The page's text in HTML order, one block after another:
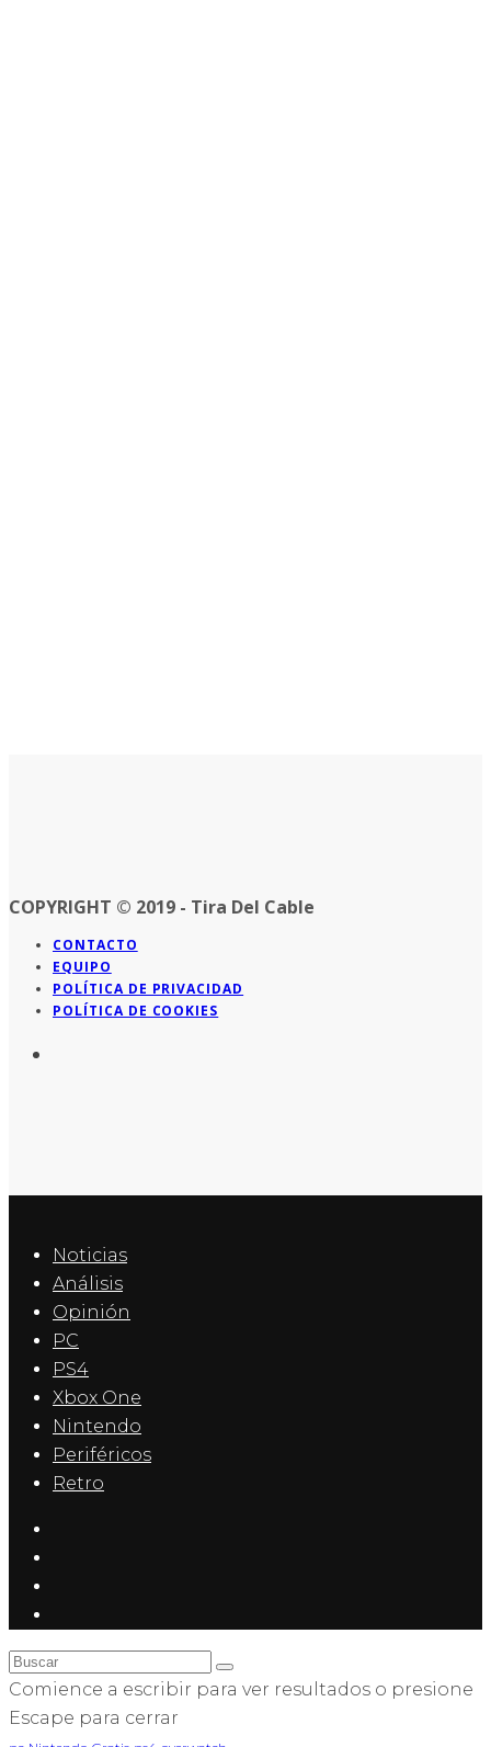
COPYRIGHT © 2019 - Tira Del Cable
CONTACTO
EQUIPO
POLÍTICA DE PRIVACIDAD
POLÍTICA DE COOKIES
Noticias
Análisis
Opinión
PC
PS4
Xbox One
Nintendo
Periféricos
Retro
Comience a escribir para ver resultados o presione
Escape para cerrar